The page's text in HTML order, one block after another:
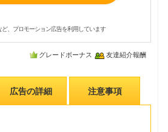
、プロモーション広告を利用しています
グレードボーナス 友達紹介報酬
広告の詳細 注意事項